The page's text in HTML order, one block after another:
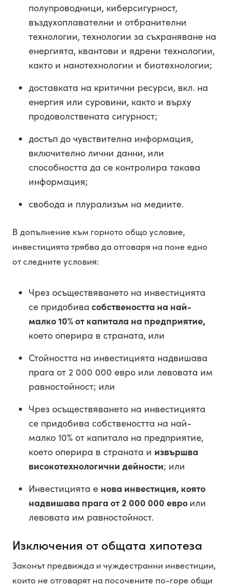
полупроводници, киберсигурност,
въздухоплавателни и отбранителни
технологии, технологии за съхраняване на
енергията, квантови и ядрени технологии,
както и нанотехнологии и биотехнологии;
доставката на критични ресурси, вкл. на
енергия или суровини, както и върху
продоволствената сигурност;
достъп до чувствителна информация,
включително лични данни, или
способността да се контролира такава
информация;
свобода и плурализъм на медиите.
В допълнение към горното общо условие,
инвестицията трябва да отговаря на поне едно
от следните условия:
Чрез осъществяването на инвестицията
се придобива собствеността на най-
малко 10% от капитала на предприятие,
което оперира в страната, или
Стойността на инвестицията надвишава
прага от 2 000 000 евро или левовата им
равностойност; или
Чрез осъществяването на инвестицията
се придобива собствеността на най-
малко 10% от капитала на предприятие,
което оперира в страната и извършва
високотехнологични дейности; или
Инвестицията е нова инвестиция, която
надвишава прага от 2 000 000 евро или
левовата им равностойност.
Изключения от общата хипотеза
Законът предвижда и чуждестранни инвестиции,
които не отговарят на посочените по-горе общи